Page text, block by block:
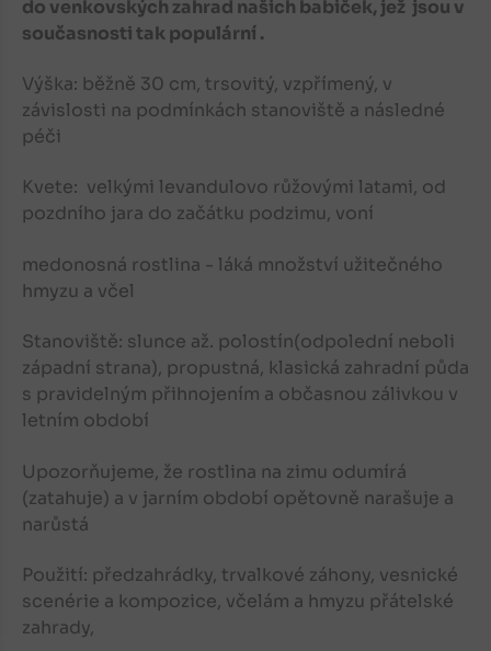
do venkovských zahrad našich babiček, jež jsou v
současnosti tak populární .
Výška: běžně 30 cm, trsovitý, vzpřímený, v
závislosti na podmínkách stanoviště a následné
péči
Kvete: velkými levandulovo růžovými latami, od
pozdního jara do začátku podzimu, voní
medonosná rostlina - láká množství užitečného
hmyzu a včel
Stanoviště: slunce až. polostín(odpolední neboli
západní strana), propustná, klasická zahradní půda
s pravidelným přihnojením a občasnou zálivkou v
letním období
Upozorňujeme, že rostlina na zimu odumírá
(zatahuje) a v jarním období opětovně narašuje a
narůstá
Použití: předzahrádky, trvalkové záhony, vesnické
scenérie a kompozice, včelám a hmyzu přátelské
zahrady,